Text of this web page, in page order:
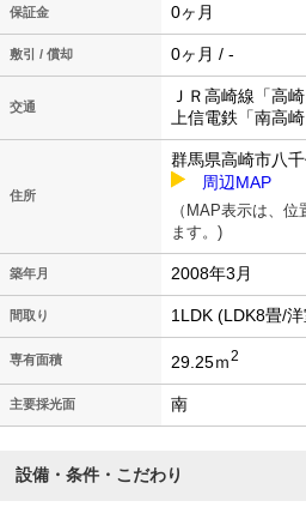
保証金 0ヶ月
敷引 / 償却 0ヶ月 / -
交通
ＪＲ高崎線「高
上信電鉄「南高
住所
群馬県高崎市八
周辺MAP
（MAP表示は、
ます。)
築年月 2008年3月
間取り 1LDK (LDK8畳/
専有面積 29.25ｍ2
主要採光面 南
設備・条件・こだわり